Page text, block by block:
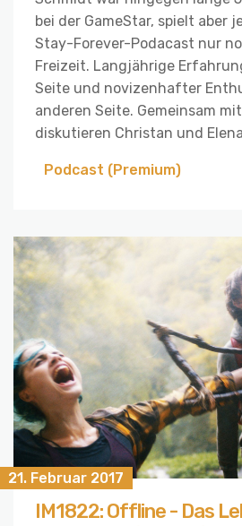
bei der GameStar, spielt aber
Stay-Forever-Podacast nur
Freizeit. Langjährige
Seite und novizenhafter
anderen Seite. Gemeinsam
diskutieren Christan und
Podcast (Premium)
21. Februar 2017
IM1822: Offline - Das